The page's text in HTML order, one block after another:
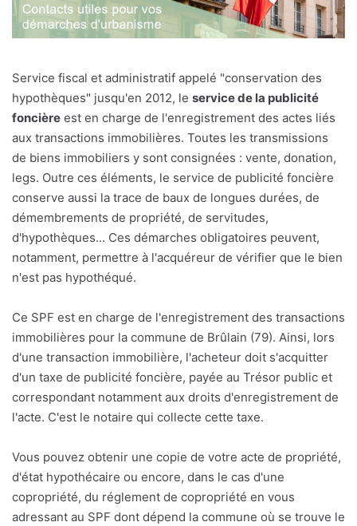
Service fiscal et administratif appelé "conservation des
hypothèques" jusqu'en 2012, le service de la publicité
foncière est en charge de l'enregistrement des actes liés
aux transactions immobilières. Toutes les transmissions
de biens immobiliers y sont consignées : vente, donation,
legs. Outre ces éléments, le service de publicité foncière
conserve aussi la trace de baux de longues durées, de
démembrements de propriété, de servitudes,
d'hypothèques... Ces démarches obligatoires peuvent,
notamment, permettre à l'acquéreur de vérifier que le bien
n'est pas hypothéqué.
Ce SPF est en charge de l'enregistrement des transactions
immobilières pour la commune de Brûlain (79). Ainsi, lors
d'une transaction immobilière, l'acheteur doit s'acquitter
d'un taxe de publicité foncière, payée au Trésor public et
correspondant notamment aux droits d'enregistrement de
l'acte. C'est le notaire qui collecte cette taxe.
Vous pouvez obtenir une copie de votre acte de propriété,
d'état hypothécaire ou encore, dans le cas d'une
copropriété, du réglement de copropriété en vous
adressant au SPF dont dépend la commune où se trouve le